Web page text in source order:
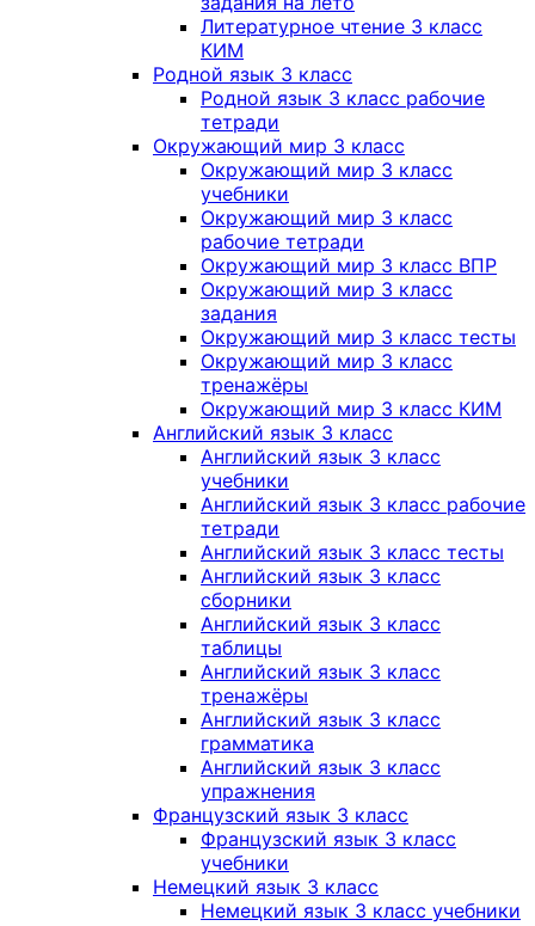
Литературное чтение 3 класс
КИМ
Родной язык 3 класс
Родной язык 3 класс рабочие
тетради
Окружающий мир 3 класс
Окружающий мир 3 класс
учебники
Окружающий мир 3 класс
рабочие тетради
Окружающий мир 3 класс ВПР
Окружающий мир 3 класс
задания
Окружающий мир 3 класс тесты
Окружающий мир 3 класс
тренажёры
Окружающий мир 3 класс КИМ
Английский язык 3 класс
Английский язык 3 класс
учебники
Английский язык 3 класс рабочие
тетради
Английский язык 3 класс тесты
Английский язык 3 класс
сборники
Английский язык 3 класс
таблицы
Английский язык 3 класс
тренажёры
Английский язык 3 класс
грамматика
Английский язык 3 класс
упражнения
Французский язык 3 класс
Французский язык 3 класс
учебники
Немецкий язык 3 класс
Немецкий язык 3 класс учебники